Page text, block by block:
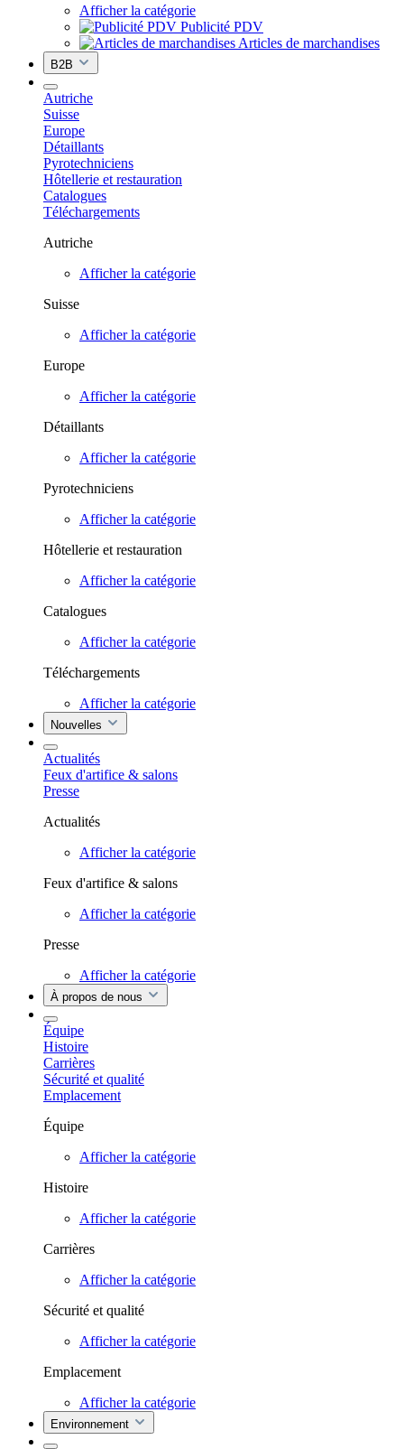
Afficher la catégorie
Publicité PDV
Articles de marchandises
B2B
Autriche
Suisse
Europe
Détaillants
Pyrotechniciens
Hôtellerie et restauration
Catalogues
Téléchargements
Autriche
Afficher la catégorie
Suisse
Afficher la catégorie
Europe
Afficher la catégorie
Détaillants
Afficher la catégorie
Pyrotechniciens
Afficher la catégorie
Hôtellerie et restauration
Afficher la catégorie
Catalogues
Afficher la catégorie
Téléchargements
Afficher la catégorie
Nouvelles
Actualités
Feux d'artifice & salons
Presse
Actualités
Afficher la catégorie
Feux d'artifice & salons
Afficher la catégorie
Presse
Afficher la catégorie
À propos de nous
Équipe
Histoire
Carrières
Sécurité et qualité
Emplacement
Équipe
Afficher la catégorie
Histoire
Afficher la catégorie
Carrières
Afficher la catégorie
Sécurité et qualité
Afficher la catégorie
Emplacement
Afficher la catégorie
Environnement